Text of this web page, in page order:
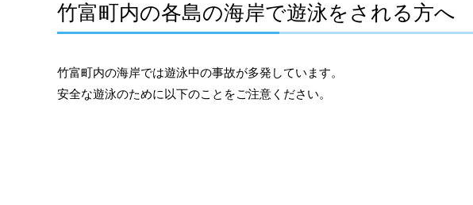
竹富町内の各島の海岸で遊泳をされる方へ
竹富町内の海岸では遊泳中の事故が多発しています。
安全な遊泳のために以下のことをご注意ください。